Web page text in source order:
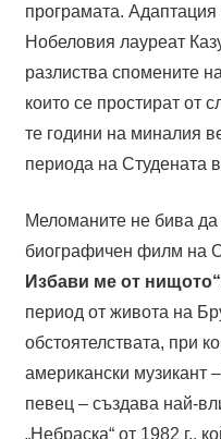
програмата.
Нобеловия лауреат
разлиства спомените
които се простират от
те години на миналия
периода на Студената
Меломаните не бива да
биографичен филм на
Избави ме от нищото“
период от живота на
обстоятелствата, при
американски музикант
певец – създава най-
„Небраска“ от 1982 г.,